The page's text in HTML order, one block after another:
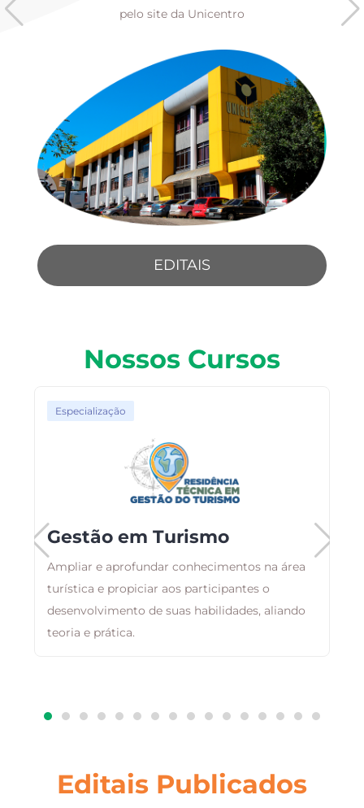
pelo site da Unicentro
EDITAIS
Nossos Cursos
Especialização
Gestão em Turismo
Ampliar e aprofundar conhecimentos na área
turística e propiciar aos participantes o
desenvolvimento de suas habilidades, aliando
teoria e prática.
Editais Publicados